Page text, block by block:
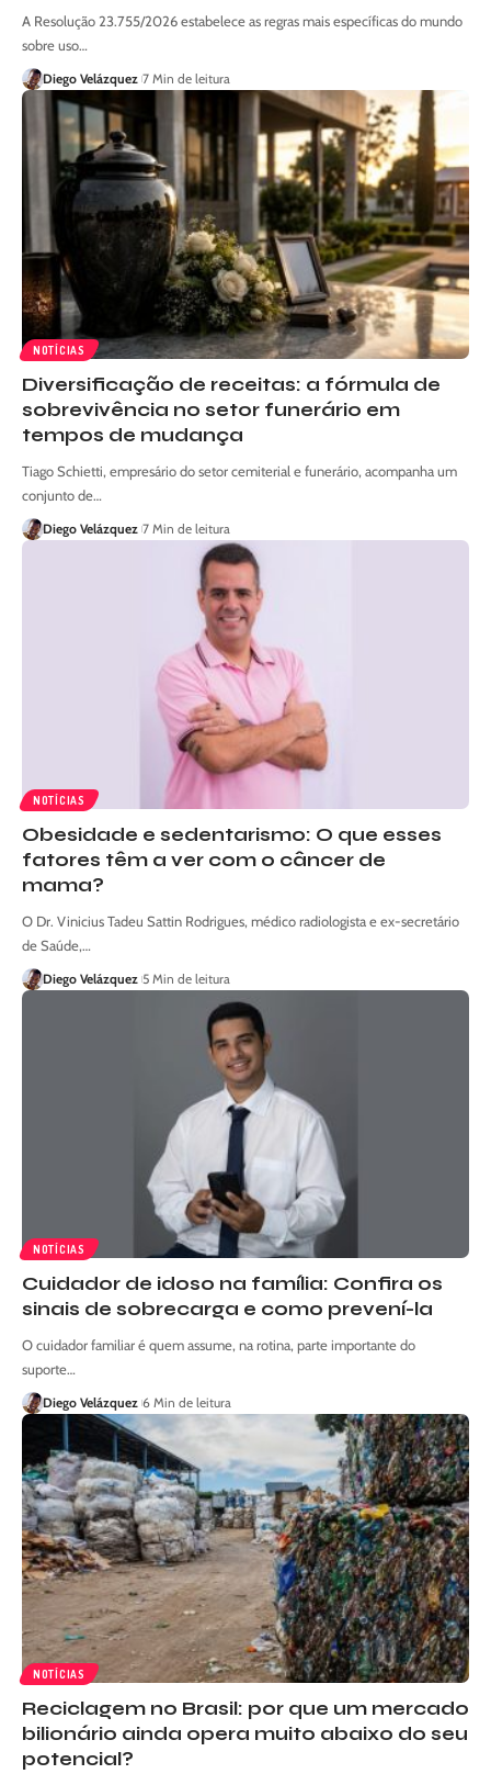
A Resolução 23.755/2026 estabelece as regras mais específicas do mundo
sobre uso…
Diego Velázquez 7 Min de leitura
NOTÍCIAS
Diversificação de receitas: a fórmula de
sobrevivência no setor funerário em
tempos de mudança
Tiago Schietti, empresário do setor cemiterial e funerário, acompanha um
conjunto de…
Diego Velázquez 7 Min de leitura
NOTÍCIAS
Obesidade e sedentarismo: O que esses
fatores têm a ver com o câncer de
mama?
O Dr. Vinicius Tadeu Sattin Rodrigues, médico radiologista e ex-secretário
de Saúde,…
Diego Velázquez 5 Min de leitura
NOTÍCIAS
Cuidador de idoso na família: Confira os
sinais de sobrecarga e como prevení-la
O cuidador familiar é quem assume, na rotina, parte importante do
suporte…
Diego Velázquez 6 Min de leitura
NOTÍCIAS
Reciclagem no Brasil: por que um mercado
bilionário ainda opera muito abaixo do seu
potencial?